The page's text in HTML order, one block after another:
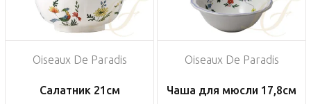
Oiseaux De Paradis
Салатник 21см
Oiseaux De Paradis
Чаша для мюсли 17,8см